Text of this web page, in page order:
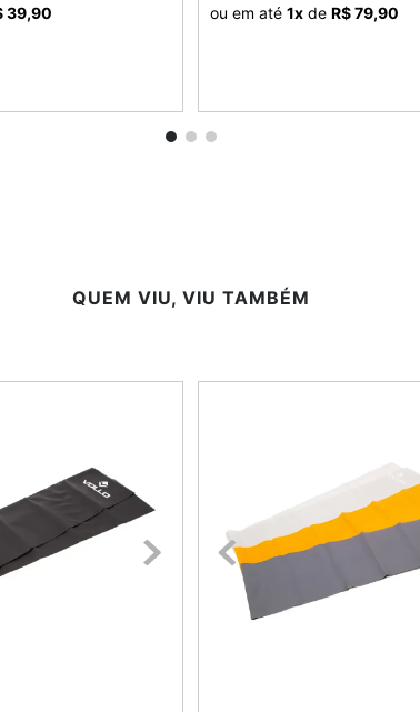
39,90 ou em até1x deR$ 79,90
QUEM VIU, VIU TAMBÉM